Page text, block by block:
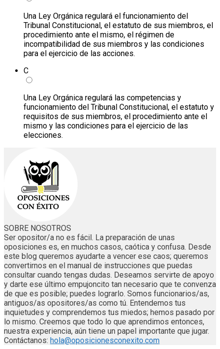
Una Ley Orgánica regulará el funcionamiento del
Tribunal Constitucional, el estatuto de sus miembros, el
procedimiento ante el mismo, el régimen de
incompatibilidad de sus miembros y las condiciones
para el ejercicio de las acciones.
C
Una Ley Orgánica regulará las competencias y
funcionamiento del Tribunal Constitucional, el estatuto y
requisitos de sus miembros, el procedimiento ante el
mismo y las condiciones para el ejercicio de las
elecciones.
SOBRE NOSOTROS
Ser opositor/a no es fácil. La preparación de unas
oposiciones es, en muchos casos, caótica y confusa. Desde
este blog queremos ayudarte a vencer ese caos; queremos
convertirnos en el manual de instrucciones que puedas
consultar cuando tengas dudas. Deseamos servirte de apoyo
y darte ese último empujoncito tan necesario que te convenza
de que es posible; puedes lograrlo. Somos funcionarios/as,
antiguos/as opositores/as como tú. Entendemos tus
inquietudes y comprendemos tus miedos; hemos pasado por
lo mismo. Creemos que todo lo que aprendimos entonces,
nuestra experiencia, aún tiene un papel importante que jugar.
Contáctanos: hola@oposicionesconexito.com